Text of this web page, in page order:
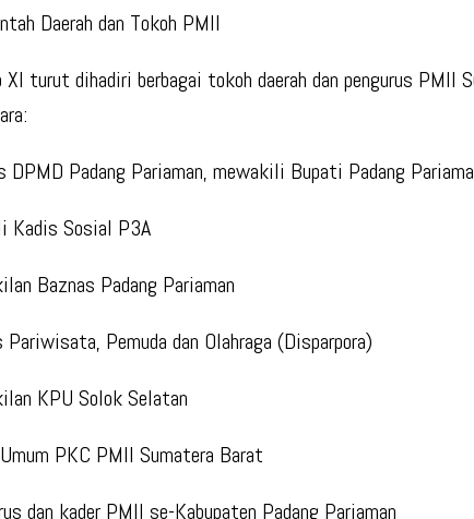
Daerah dan Tokoh PMII
XI turut dihadiri berbagai tokoh daerah dan pengurus PMII
Padang Pariaman, mewakili Bupati Padang
Kadis Sosial P3A
Baznas Padang Pariaman
Pemuda dan Olahraga (Disparpora)
KPU Solok Selatan
PKC PMII Sumatera Barat
dan kader PMII se-Kabupaten Padang Pariaman